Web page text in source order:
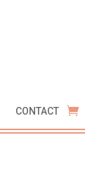
CONTACT